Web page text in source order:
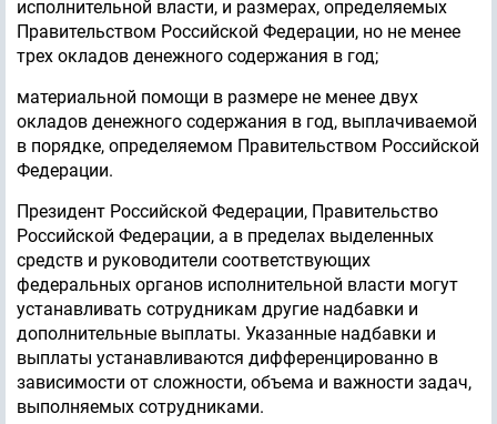
исполнительной власти, и размерах, определяемых
Правительством Российской Федерации, но не менее
трех окладов денежного содержания в год;
материальной помощи в размере не менее двух
окладов денежного содержания в год, выплачиваемой
в порядке, определяемом Правительством Российской
Федерации.
Президент Российской Федерации, Правительство
Российской Федерации, а в пределах выделенных
средств и руководители соответствующих
федеральных органов исполнительной власти могут
устанавливать сотрудникам другие надбавки и
дополнительные выплаты. Указанные надбавки и
выплаты устанавливаются дифференцированно в
зависимости от сложности, объема и важности задач,
выполняемых сотрудниками.